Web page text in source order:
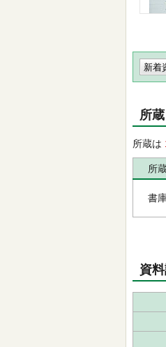
新着
所蔵
所蔵は
所
書
資